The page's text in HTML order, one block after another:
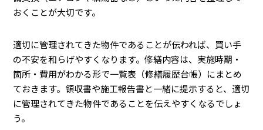
おくことが大切です。
適切に管理されてきた物件であることが伝われば、買い手
の不安を和らげやすくなります。修繕内容は、実施時期・
箇所・費用がわかる形で一覧表（修繕履歴台帳）にまとめ
ておきます。領収書や施工報告書と一緒に提示すると、適切
に管理されてきた物件であることを伝えやすくなるでしょ
う。